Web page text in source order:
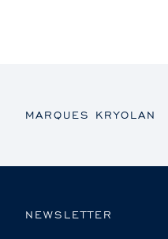
MARQUES KRYOLAN
NEWSLETTER